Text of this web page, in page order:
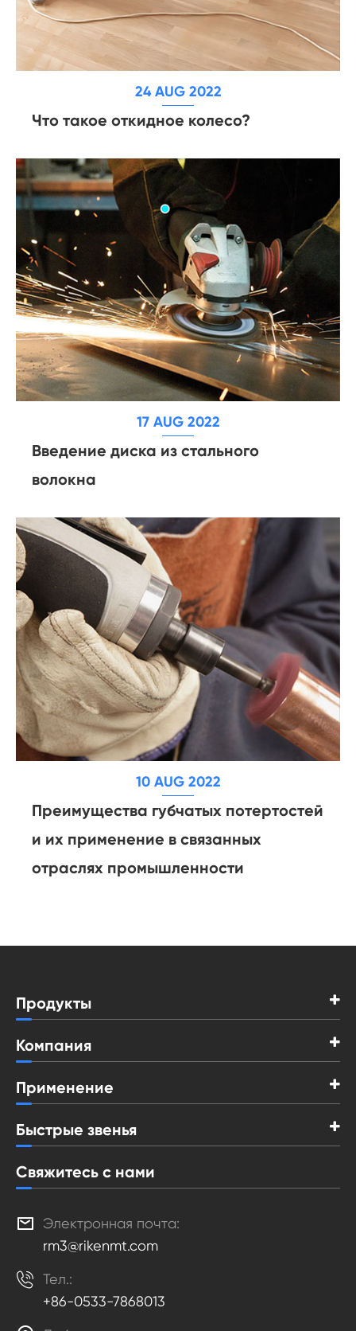
24 AUG 2022
Что такое откидное колесо?
17 AUG 2022
Введение диска из стального
волокна
10 AUG 2022
Преимущества губчатых потертостей
и их применение в связанных
отраслях промышленности
Продукты
Компания
Применение
Быстрые звенья
Свяжитесь с нами

Электронная почта:
rm3@rikenmt.com
 Тел.:
+86-0533-7868013